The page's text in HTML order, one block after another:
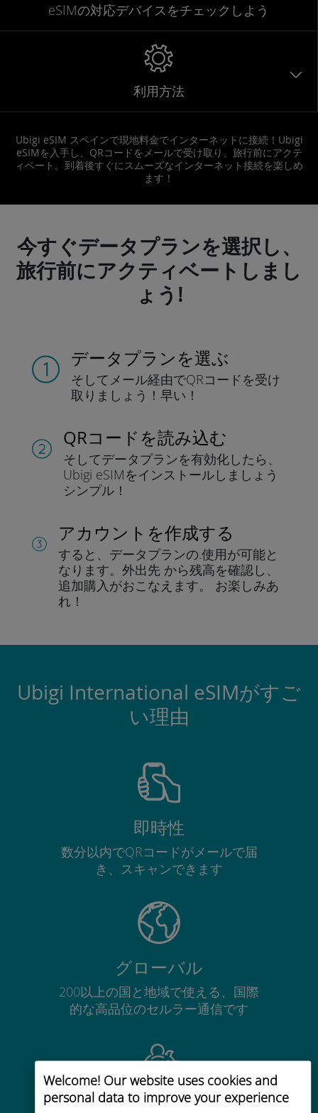
Welcome! Our website uses cookies and
personal data to improve your experience
eSIMの対応デバイスをチェックしよう
利用方法
Ubigi eSIM スペインで現地料金でインターネットに接続！Ubigi
eSIMを入手し、QRコードをメールで受け取り、旅行前にアクテ
ィベート。到着後すぐにスムーズなインターネット接続を楽しめ
ます！
今すぐデータプランを選択し、
旅行前にアクティベートしまし
ょう!
データプランを選ぶ
そしてメール経由でQRコードを受け
取りましょう！早い！
QRコードを読み込む
そしてデータプランを有効化したら、
Ubigi eSIMをインストールしま しょう
シンプル！
アカウントを作成する
すると、データプランの.使用が可能と
なります。 外出先 から残高を確認し、
追加購入がおこなえます。
お楽しみあ
れ！
Ubigi International eSIMがすご
い理由
即時性
数分以内でQRコードがメールで届
き、スキャンできます
グローバル
200以上の国と地域で使える、国際
的な高品位のセルラー通信です
コストパフォーマンス